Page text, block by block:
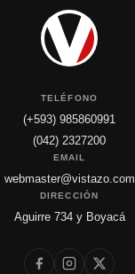
TELÉFONO
(+593) 985860991
(042) 2327200
EMAIL
webmaster@vistazo.com
DIRECCIÓN
Aguirre 734 y Boyacá